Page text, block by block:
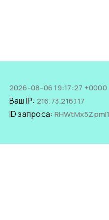
2026-08-06 19:17:27 +0000
Ваш IP: 216.73.216.117
ID запроса: RHWtMx5ZpmI1